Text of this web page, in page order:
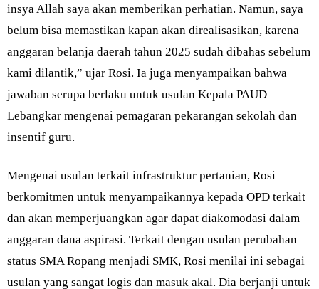
insya Allah saya akan memberikan perhatian. Namun, saya
belum bisa memastikan kapan akan direalisasikan, karena
anggaran belanja daerah tahun 2025 sudah dibahas sebelum
kami dilantik,” ujar Rosi. Ia juga menyampaikan bahwa
jawaban serupa berlaku untuk usulan Kepala PAUD
Lebangkar mengenai pemagaran pekarangan sekolah dan
insentif guru.
Mengenai usulan terkait infrastruktur pertanian, Rosi
berkomitmen untuk menyampaikannya kepada OPD terkait
dan akan memperjuangkan agar dapat diakomodasi dalam
anggaran dana aspirasi. Terkait dengan usulan perubahan
status SMA Ropang menjadi SMK, Rosi menilai ini sebagai
usulan yang sangat logis dan masuk akal. Dia berjanji untuk